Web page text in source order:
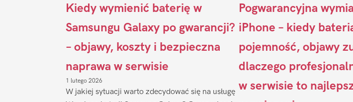
Kiedy wymienić baterię w
Samsungu Galaxy po gwarancji?
– objawy, koszty i bezpieczna
naprawa w serwisie
1 lutego 2026
W jakiej sytuacji warto zdecydować się na usługę
Pogwarancyjna
iPhone – kiedy
pojemność, objawy
dlaczego
w serwisie to